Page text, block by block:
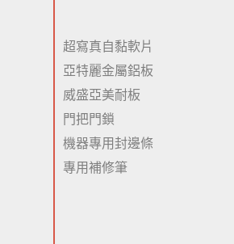
超寫真自黏軟片
亞特麗金屬鋁板
威盛亞美耐板
門把門鎖
機器專用封邊條
專用補修筆